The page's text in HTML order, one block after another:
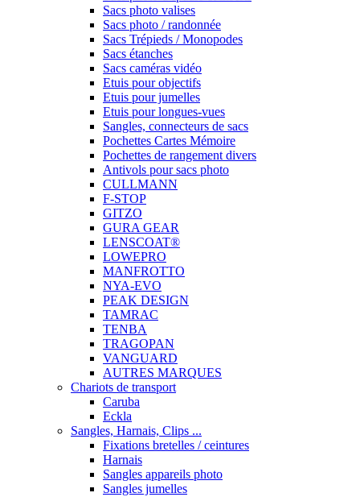
Sacs photo valises
Sacs photo / randonnée
Sacs Trépieds / Monopodes
Sacs étanches
Sacs caméras vidéo
Etuis pour objectifs
Etuis pour jumelles
Etuis pour longues-vues
Sangles, connecteurs de sacs
Pochettes Cartes Mémoire
Pochettes de rangement divers
Antivols pour sacs photo
CULLMANN
F-STOP
GITZO
GURA GEAR
LENSCOAT®
LOWEPRO
MANFROTTO
NYA-EVO
PEAK DESIGN
TAMRAC
TENBA
TRAGOPAN
VANGUARD
AUTRES MARQUES
Chariots de transport
Caruba
Eckla
Sangles, Harnais, Clips ...
Fixations bretelles / ceintures
Harnais
Sangles appareils photo
Sangles jumelles